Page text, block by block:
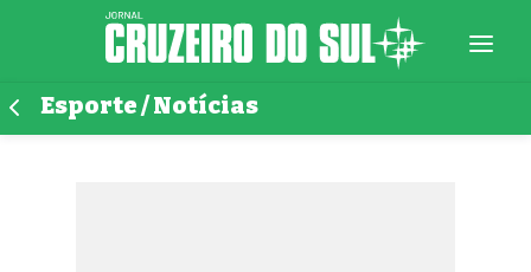
Esporte / Notícias